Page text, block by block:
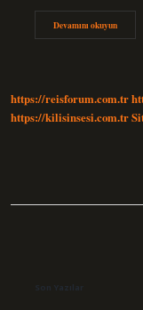
Devamını okuyunBadem
Mideyi
https://reisforum.com.tr
https://kilisinsesi.com.tr
Son Yazılar